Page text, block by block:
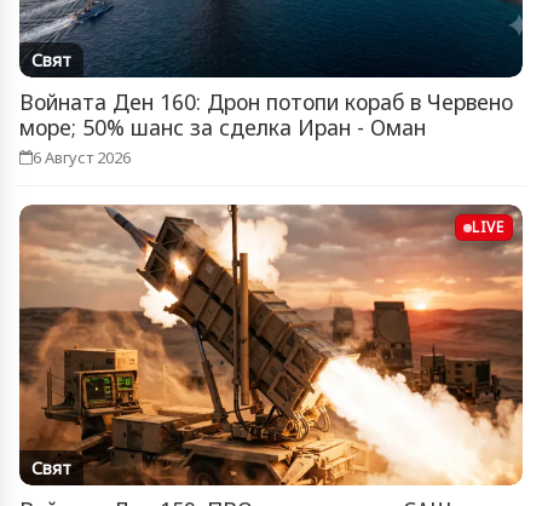
Свят
Войната Ден 160: Дрон потопи кораб в Червено
море; 50% шанс за сделка Иран - Оман
6 Август 2026
LIVE
Свят